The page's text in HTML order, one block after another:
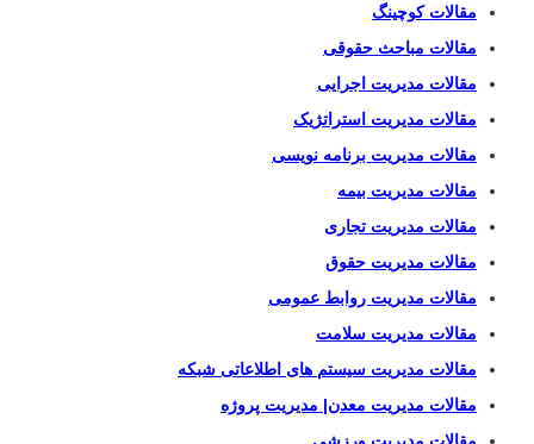
مقالات کوچینگ
مقالات مباحث حقوقی
مقالات مدیریت اجرایی
مقالات مدیریت استراتژیک
مقالات مدیریت برنامه نویسی
مقالات مدیریت بیمه
مقالات مدیریت تجاری
مقالات مدیریت حقوق
مقالات مدیریت روابط عمومی
مقالات مدیریت سلامت
مقالات مدیریت سیستم های اطلاعاتی شبکه
مقالات مدیریت معدن| مدیریت پروژه